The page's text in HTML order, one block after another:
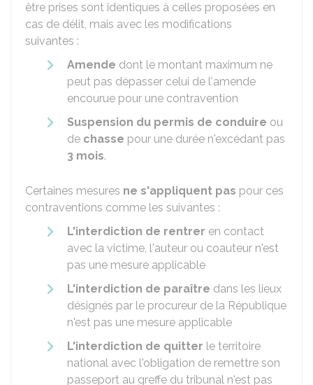
être prises sont identiques à celles proposées en
cas de délit, mais avec les modifications
suivantes :
Amende dont le montant maximum ne
peut pas dépasser celui de l'amende
encourue pour une contravention
Suspension du permis de conduire ou
de chasse pour une durée n'excédant pas
3 mois.
Certaines mesures ne s'appliquent pas pour ces
contraventions comme les suivantes :
L'interdiction de rentrer en contact
avec la victime, l'auteur ou coauteur n'est
pas une mesure applicable
L'interdiction de paraître dans les lieux
désignés par le procureur de la République
n'est pas une mesure applicable
L'interdiction de quitter le territoire
national avec l'obligation de remettre son
passeport au greffe du tribunal n'est pas